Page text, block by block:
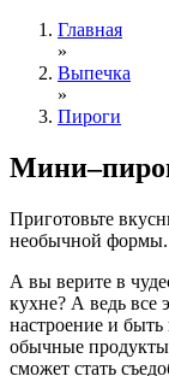
Главная
»
Выпечка
»
Пироги
Приготовьте
необычной формы.
А вы верите в
кухне? А ведь все
настроение и
обычные продукты
сможет стать